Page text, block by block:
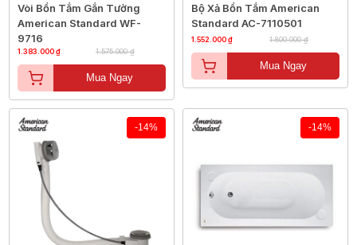
Vòi Bồn Tắm Gắn Tường
American Standard WF-
9716
1.383.000 ₫ 1.575.000 ₫
Mua Ngay
Bộ Xả Bồn Tắm American
Standard AC-7110501
1.552.000 ₫ 1.800.000 ₫
Mua Ngay
-14% -14%